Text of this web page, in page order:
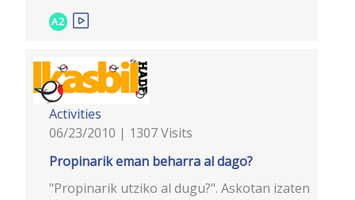
A2
Activities
06/23/2010 | 1307 Visits
Propinarik eman beharra al dago?
"Propinarik utziko al dugu?". Askotan izaten